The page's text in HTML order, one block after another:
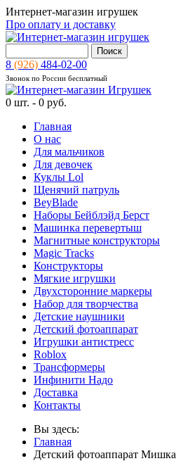
Интернет-магазин игрушек
Про оплату и доставку
8 (926) 484-02-00
Звонок по России бесплатный
0 шт. - 0 руб.
Главная
О нас
Для мальчиков
Для девочек
Куклы Lol
Щенячий патруль
BeyBlade
Наборы Бейблэйд Берст
Машинка перевертыш
Магнитные конструкторы
Magic Tracks
Конструкторы
Мягкие игрушки
Двухсторонние маркеры
Набор для творчества
Детские наушники
Детский фотоаппарат
Игрушки антистресс
Roblox
Трансформеры
Инфинити Надо
Доставка
Контакты
Вы здесь:
Главная
Детский фотоаппарат Мишка